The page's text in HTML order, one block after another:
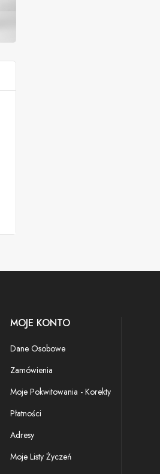
MOJE KONTO
Dane Osobowe
Zamówienia
Moje Pokwitowania - Korekty
Płatności
Adresy
Moje Listy Życzeń